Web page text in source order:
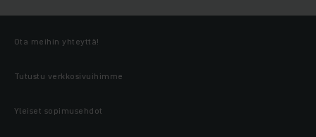
Ota meihin yhteyttä!
Tutustu verkkosivuihimme
Yleiset sopimusehdot